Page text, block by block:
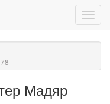
78
Мадяр